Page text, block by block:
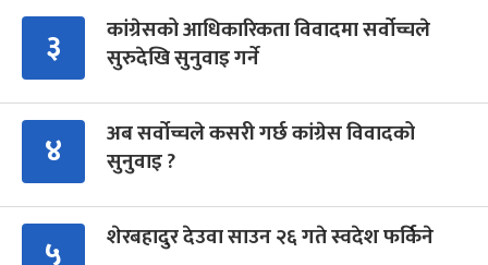
३
कांग्रेसको आधिकारिकता विवादमा सर्वोच्चले
सुरुदेखि सुनुवाइ गर्ने
४
अब सर्वोच्चले कसरी गर्छ कांग्रेस विवादको
सुनुवाइ ?
शेरबहादुर देउवा साउन २६ गते स्वदेश फर्किने